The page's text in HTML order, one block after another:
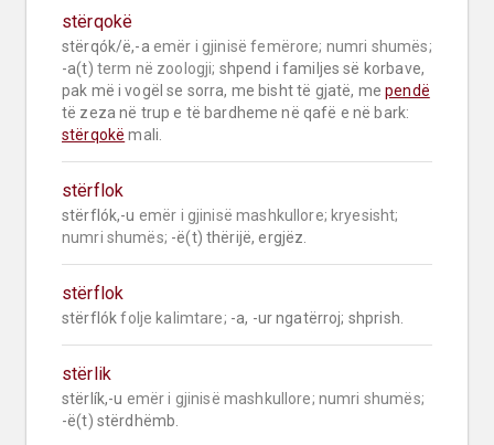
stërqokë
stërqók/ë,-a emër i gjinisë femërore; numri shumës;
-a(t) term në zoologji; shpend i familjes së korbave,
pak më i vogël se sorra, me bisht të gjatë, me pendë
stërqokë mali.
stërflok
stërflók,-u emër i gjinisë mashkullore; kryesisht;
numri shumës; -ë(t) thërijë, ergjëz.
stërflok
stërflók folje kalimtare; -a, -ur ngatërroj; shprish.
stërlik
stërlík,-u emër i gjinisë mashkullore; numri shumës;
-ë(t) stërdhëmb.